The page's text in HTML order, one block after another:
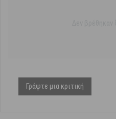
Γράψτε μια κριτική